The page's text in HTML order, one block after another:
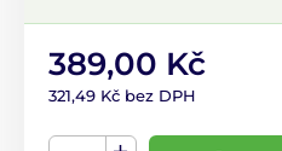
389,00 Kč
321,49 Kč bez DPH